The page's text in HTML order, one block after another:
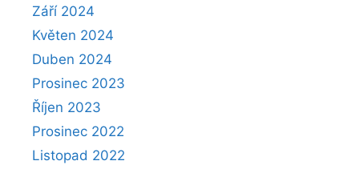
Září 2024
Květen 2024
Duben 2024
Prosinec 2023
Říjen 2023
Prosinec 2022
Listopad 2022